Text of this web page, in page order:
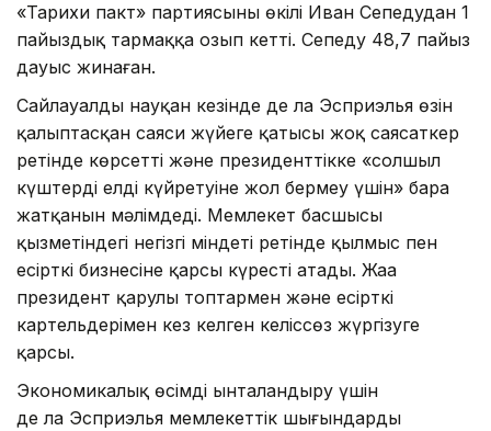
«Тарихи пакт» партиясының өкілі Иван Сепедудан 1
пайыздық тармаққа озып кетті. Сепеду 48,7 пайыз
дауыс жинаған.
Сайлауалды науқан кезінде де ла Эсприэлья өзін
қалыптасқан саяси жүйеге қатысы жоқ саясаткер
ретінде көрсетті және президенттікке «солшыл
күштердің елді күйретуіне жол бермеу үшін» бара
жатқанын мәлімдеді. Мемлекет басшысы
қызметіндегі негізгі міндеті ретінде қылмыс пен
есірткі бизнесіне қарсы күресті атады. Жаңа
президент қарулы топтармен және есірткі
картельдерімен кез келген келіссөз жүргізуге
қарсы.
Экономикалық өсімді ынталандыру үшін
де ла Эсприэлья мемлекеттік шығындарды